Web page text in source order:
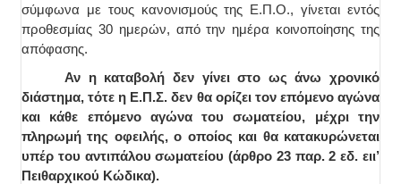
σύμφωνα με τους κανονισμούς της Ε.Π.Ο., γίνεται εντός
προθεσμίας 30 ημερών, από την ημέρα κοινοποίησης της
απόφασης.
Αν η καταβολή δεν γίνει στο ως άνω χρονικό
διάστημα, τότε η Ε.Π.Σ. δεν θα ορίζει τον επόμενο αγώνα
και κάθε επόμενο αγώνα του σωματείου, μέχρι την
πληρωμή της οφειλής, ο οποίος και θα κατακυρώνεται
υπέρ του αντιπάλου σωματείου (άρθρο 23 παρ. 2 εδ. ειι’
Πειθαρχικού Κώδικα).